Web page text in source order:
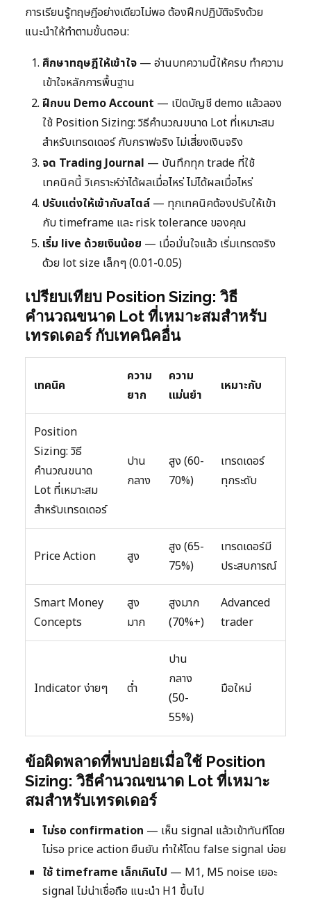
การเรียนรู้ทฤษฎีอย่างเดียวไม่พอ ต้องฝึกปฏิบัติจริงด้วย
แนะนำให้ทำตามขั้นตอน:
ศึกษาทฤษฎีให้เข้าใจ — อ่านบทความนี้ให้ครบ ทำความ
เข้าใจหลักการพื้นฐาน
ฝึกบน Demo Account — เปิดบัญชี demo แล้วลอง
ใช้ Position Sizing: วิธีคำนวณขนาด Lot ที่เหมาะสม
สำหรับเทรดเดอร์ กับกราฟจริง ไม่เสี่ยงเงินจริง
จด Trading Journal — บันทึกทุก trade ที่ใช้
เทคนิคนี้ วิเคราะห์ว่าได้ผลเมื่อไหร่ ไม่ได้ผลเมื่อไหร่
ปรับแต่งให้เข้ากับสไตล์ — ทุกเทคนิคต้องปรับให้เข้า
กับ timeframe และ risk tolerance ของคุณ
เริ่ม live ด้วยเงินน้อย — เมื่อมั่นใจแล้ว เริ่มเทรดจริง
ด้วย lot size เล็กๆ (0.01-0.05)
เปรียบเทียบ Position Sizing: วิธี
คำนวณขนาด Lot ที่เหมาะสมสำหรับ
เทรดเดอร์ กับเทคนิคอื่น
เทคนิค
ความ
ยาก
ความ
แม่นยำ
เหมาะกับ
Position
Sizing: วิธี
คำนวณขนาด
Lot ที่เหมาะสม
สำหรับเทรดเดอร์
ปาน
กลาง
สูง (60-
70%)
เทรดเดอร์
ทุกระดับ
Price Action สูง
สูง (65-
75%)
เทรดเดอร์มี
ประสบการณ์
Smart Money
Concepts
สูง
มาก
สูงมาก
(70%+)
Advanced
trader
Indicator ง่ายๆ ต่ำ
ปาน
กลาง
(50-
55%)
มือใหม่
ข้อผิดพลาดที่พบบ่อยเมื่อใช้ Position
Sizing: วิธีคำนวณขนาด Lot ที่เหมาะ
สมสำหรับเทรดเดอร์
ไม่รอ confirmation — เห็น signal แล้วเข้าทันทีโดย
ไม่รอ price action ยืนยัน ทำให้โดน false signal บ่อย
ใช้ timeframe เล็กเกินไป — M1, M5 noise เยอะ
signal ไม่น่าเชื่อถือ แนะนำ H1 ขึ้นไป